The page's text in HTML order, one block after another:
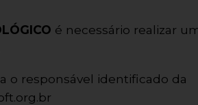
é necessário realizar
o responsável identificado da